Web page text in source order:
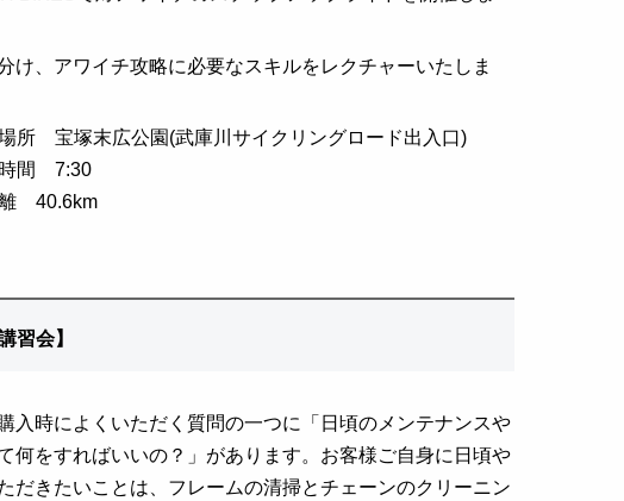
け、アワイチ攻略に必要なスキルをレクチャーいたしま
所 宝塚末広公園(武庫川サイクリングロード出入口)
時間 7:30
40.6km
習会】
入時によくいただく質問の一つに「日頃のメンテナンスや
何をすればいいの？」があります。お客様ご自身に日頃や
だきたいことは、フレームの清掃とチェーンのクリーニン